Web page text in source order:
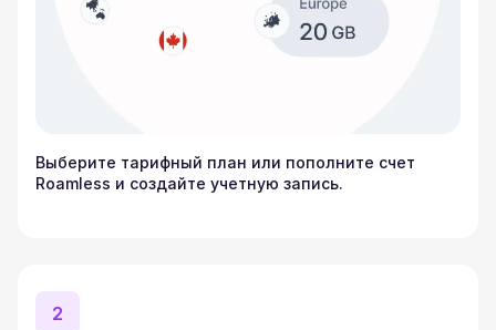
Выберите тарифный план или пополните счет
Roamless и создайте учетную запись.
2